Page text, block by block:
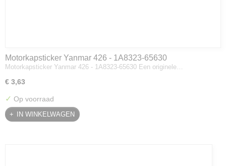
Motorkapsticker Yanmar 426 - 1A8323-65630
Motorkapsticker Yanmar 426 - 1A8323-65630 Een originele…
€ 3,63
✓ Op voorraad
IN WINKELWAGEN